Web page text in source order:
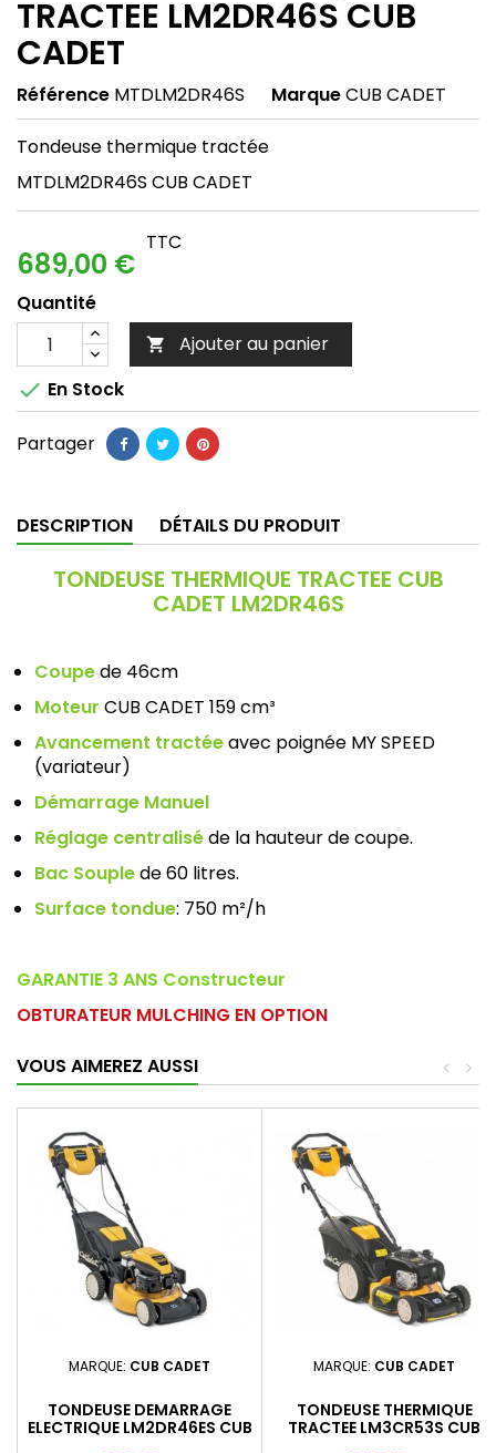
TRACTEE LM2DR46S CUB
CADET
Référence MTDLM2DR46S MarqueCUB CADET
Tondeuse thermique tractée
MTDLM2DR46S CUB CADET
689,00 €
TTC
Quantité
 Ajouter au panier
 En Stock
Partager
DESCRIPTION DÉTAILS DU PRODUIT
TONDEUSE THERMIQUE TRACTEE CUB
CADET LM2DR46S
Coupede 46cm
Moteur CUB CADET 159 cm³
Avancement tractéeavec poignée MY SPEED
(variateur)
Démarrage Manuel
Réglage centraliséde la hauteur de coupe.
Bac Souplede 60 litres.
Surface tondue: 750 m²/h
GARANTIE 3 ANS Constructeur
OBTURATEUR MULCHING EN OPTION
VOUS AIMEREZ AUSSI
>
<
MARQUE: CUB CADET
TONDEUSE DEMARRAGE
ELECTRIQUE LM2DR46ES CUB
MARQUE: CUB CADET
TONDEUSE THERMIQUE
TRACTEE LM3CR53S CUB